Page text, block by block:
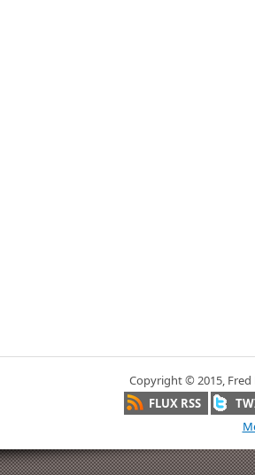
Copyright © 2015, Fred
FLUX RSS